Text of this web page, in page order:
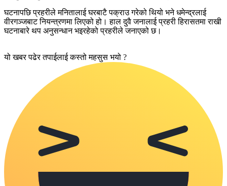
घटनापछि प्रहरीले मनितालाई घरबाटै पक्राउ गरेको थियो भने धमेन्द्रलाई
वीरगञ्जबाट नियन्त्रणमा लिएको हो। हाल दुवै जनालाई प्रहरी हिरासतमा राखी
घटनाबारे थप अनुसन्धान भइरहेको प्रहरीले जनाएको छ।
यो खबर पढेर तपाईलाई कस्तो महसुस भयो ?